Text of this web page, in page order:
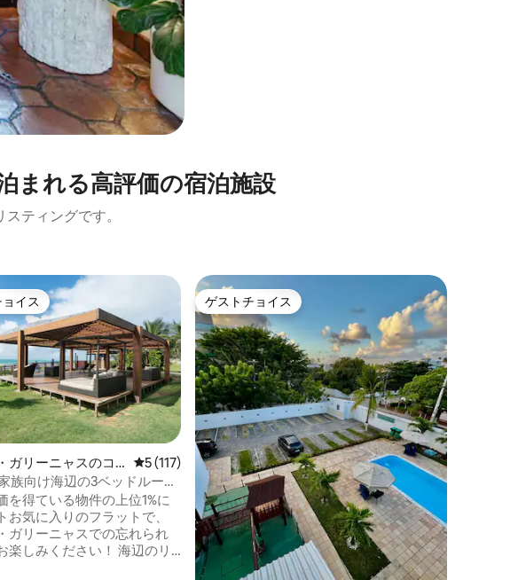
ま⁠れ⁠る高⁠評⁠価⁠の宿⁠泊⁠施⁠設
ティングです。
つ星の平均評価
トチョイスです。
イス
ガリーニャスのコ
レビュー117件、5つ星中5つ星の平均評価
5 (117)
族向け海辺の3ベッドルーム
を得ている物件の上位1%に
お気に入りのフラットで、
ガリーニャスでの忘れられ
みください！ 海辺のリ
ゲストチョイス
ゲストチョイス